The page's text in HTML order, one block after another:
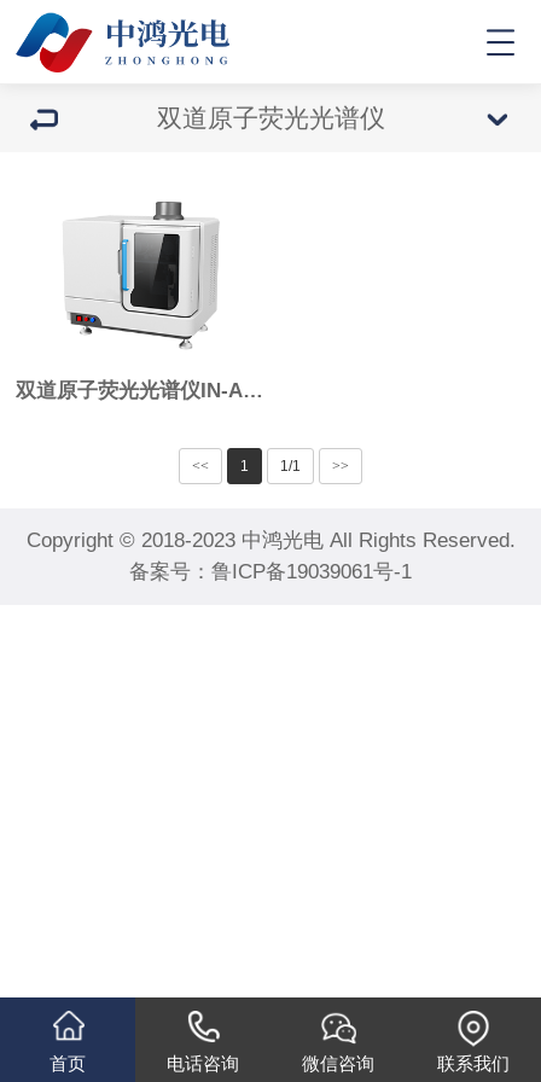
双道原子荧光光谱仪
双道原子荧光光谱仪IN-AFS
<< 1 1/1 >>
Copyright © 2018-2023 中鸿光电 All Rights Reserved.
备案号： 鲁ICP备19039061号-1
首页 电话咨询 微信咨询 联系我们